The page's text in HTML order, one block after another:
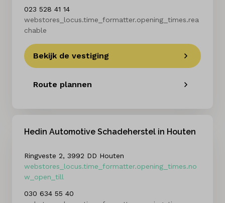
023 528 41 14
webstores_locus.time_formatter.opening_times.rea
chable
Bekijk de vestiging
Route plannen
Hedin Automotive Schadeherstel in Houten
Ringveste 2, 3992 DD Houten
webstores_locus.time_formatter.opening_times.no
w_open_till
030 634 55 40